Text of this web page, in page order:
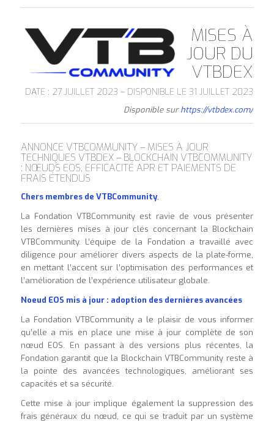
MISES À
JOUR DU
VTBDEX
DATE : 27 JUILLET 2023 – DISPONIBLE LE 31 JUILLET 2023
Disponible surhttps://vtbdex.com/
ANNONCE VTBCOMMUNITY – MISES À JOUR
TECHNIQUES VTBDEX – BLOCKCHAIN VTBCOMMUNITY
: NŒUDS EOS, EFFICACITÉ APR ET PAIEMENTS DE
FRAIS ÉTENDUS
Chers membres de VTBCommunity,
La Fondation VTBCommunity est ravie de vous présenter
les dernières mises à jour clés concernant la Blockchain
VTBCommunity. L’équipe de la Fondation a travaillé avec
diligence pour améliorer divers aspects de la plate-forme,
en mettant l’accent sur l’optimisation des performances et
l’amélioration de l’expérience utilisateur globale.
Noeud EOS mis à jour : adoption des dernières avancées
La Fondation VTBCommunity a le plaisir de vous informer
qu’elle a mis en place une mise à jour complète de son
nœud EOS. En passant à des versions plus récentes, la
Fondation garantit que la Blockchain VTBCommunity reste à
la pointe des avancées technologiques, améliorant ses
capacités et sa sécurité.
Cette mise à jour implique également la suppression des
frais généraux du nœud, ce qui se traduit par un système